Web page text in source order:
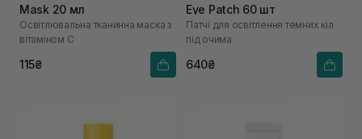
Mask 20 мл
Освітлювальна тканинна маска з
вітаміном C
115₴
Eye Patch 60 шт
Патчі для освітлення темних кіл
під очима
640₴